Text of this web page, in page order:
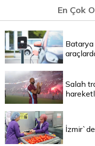
En Çok
Salah